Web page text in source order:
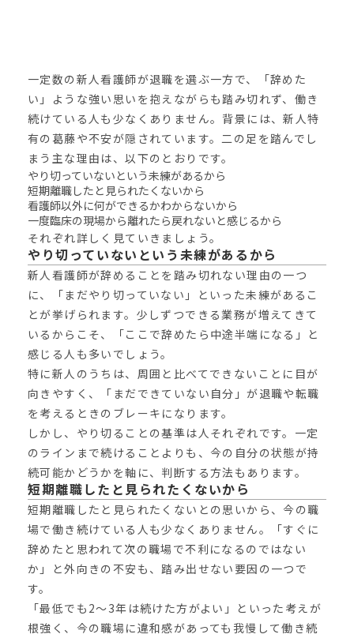
一定数の新人看護師が退職を選ぶ一方で、「辞めた
い」ような強い思いを抱えながらも踏み切れず、働き
続けている人も少なくありません。背景には、新人特
有の葛藤や不安が隠されています。二の足を踏んでし
まう主な理由は、以下のとおりです。
やり切っていないという未練があるから
短期離職したと見られたくないから
看護師以外に何ができるかわからないから
一度臨床の現場から離れたら戻れないと感じるから
それぞれ詳しく見ていきましょう。
やり切っていないという未練があるから
新人看護師が辞めることを踏み切れない理由の一つ
に、「まだやり切っていない」といった未練があるこ
とが挙げられます。少しずつできる業務が増えてきて
いるからこそ、「ここで辞めたら中途半端になる」と
感じる人も多いでしょう。
特に新人のうちは、周囲と比べてできないことに目が
向きやすく、「まだできていない自分」が退職や転職
を考えるときのブレーキになります。
しかし、やり切ることの基準は人それぞれです。一定
のラインまで続けることよりも、今の自分の状態が持
続可能かどうかを軸に、判断する方法もあります。
短期離職したと見られたくないから
短期離職したと見られたくないとの思いから、今の職
場で働き続けている人も少なくありません。「すぐに
辞めたと思われて次の職場で不利になるのではない
か」と外向きの不安も、踏み出せない要因の一つで
す。
「最低でも2〜3年は続けた方がよい」といった考えが
根強く、今の職場に違和感があっても我慢して働き続